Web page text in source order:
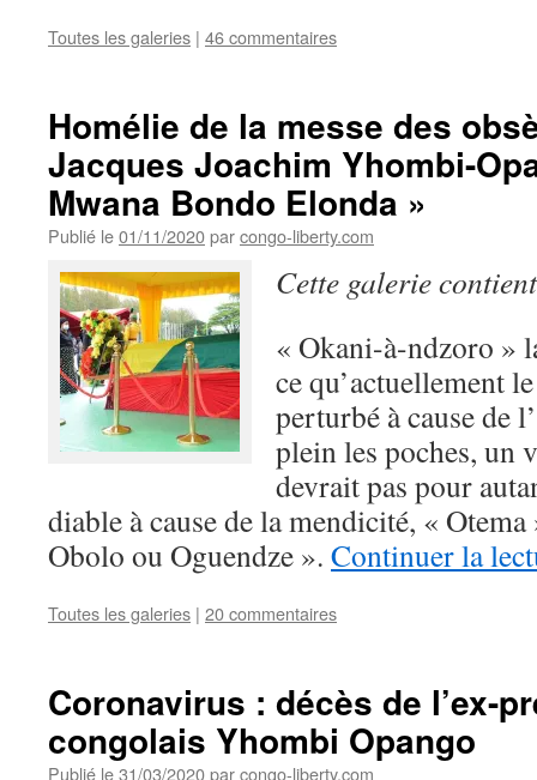
Toutes les galeries | 46 commentaires
Homélie de la messe des
Jacques Joachim Yhombi-
Mwana Bondo Elonda »
Publié le01/11/2020parcongo-liberty.com
Cette galerie
« Okani-à-ndzoro »
ce qu’actuellement
perturbé à cause de
plein les poches, un
devrait pas pour
diable à cause de la mendicité, «
Obolo ou Oguendze ». Continuer la
Toutes les galeries | 20 commentaires
Coronavirus : décès de l’ex-
congolais Yhombi Opango
Publié le31/03/2020parcongo-liberty.com